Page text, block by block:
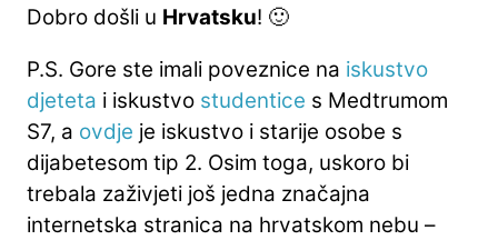
Dobro došli u Hrvatsku! 🙂
P.S. Gore ste imali poveznice na iskustvo
djeteta i iskustvo studentice s Medtrumom
S7, a ovdje je iskustvo i starije osobe s
dijabetesom tip 2. Osim toga, uskoro bi
trebala zaživjeti još jedna značajna
internetska stranica na hrvatskom nebu –